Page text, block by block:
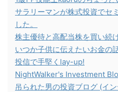
サラリーマンが株式投資でセ
した。
株主優待と高配当株を買い続
いつか子供に伝えたいお金の
投信で手堅くlay-up!
NightWalker's Investment
吊られた男の投資ブログ (イ